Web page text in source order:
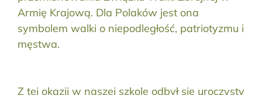
Armię Krajową. Dla Polaków jest ona
symbolem walki o niepodległość, patriotyzmu i
męstwa.
Z tej okazji w naszej szkole odbył się uroczysty